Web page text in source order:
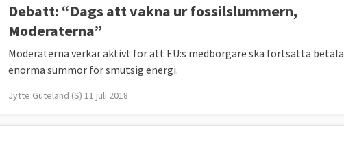
Debatt: “Dags att vakna ur fossilslummern,
Moderaterna”
Moderaterna verkar aktivt för att EU:s medborgare ska fortsätta betala
enorma summor för smutsig energi.
Jytte Guteland (S) 11 juli 2018